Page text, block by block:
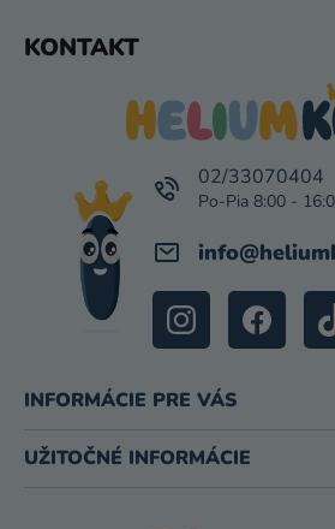
KONTAKT
info@
02/33070404
INFORMÁCIE PRE VÁS
UŽITOČNÉ INFORMÁCIE